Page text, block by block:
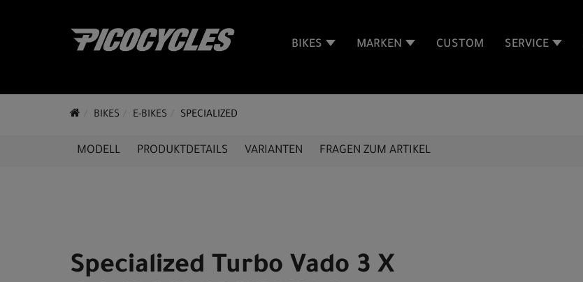
BIKES MARKEN CUSTOM SERVICE
BIKES E-BIKES SPECIALIZED
MODELL PRODUKTDETAILS VARIANTEN FRAGEN ZUM ARTIKEL
Specialized Turbo Vado 3 X